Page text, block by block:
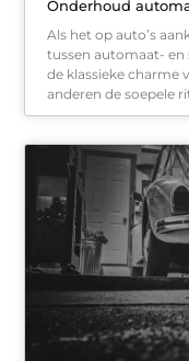
Onderhoud
Als het op auto’s
tussen automaat- en
de klassieke charme
anderen de soepele